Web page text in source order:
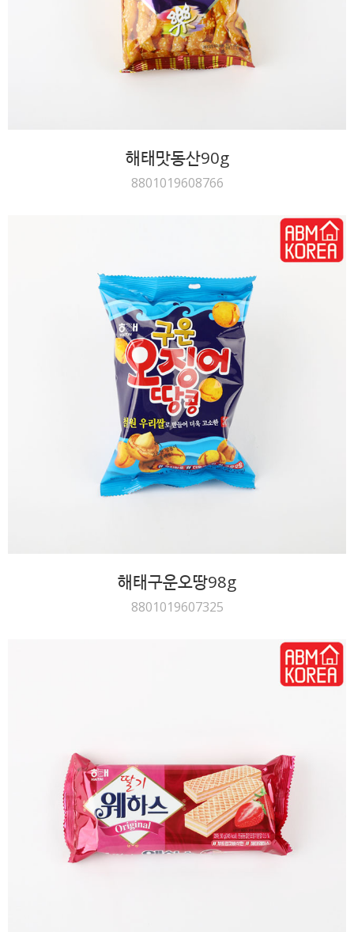
해태맛동산90g
8801019608766
해태구운오땅98g
8801019607325